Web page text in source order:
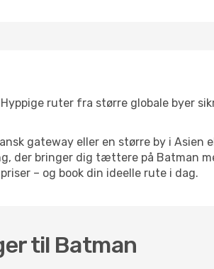
ruter fra større globale byer
gateway eller en større by i Asien
der bringer dig tættere på Batman
– og book din ideelle rute i dag.
til Batman